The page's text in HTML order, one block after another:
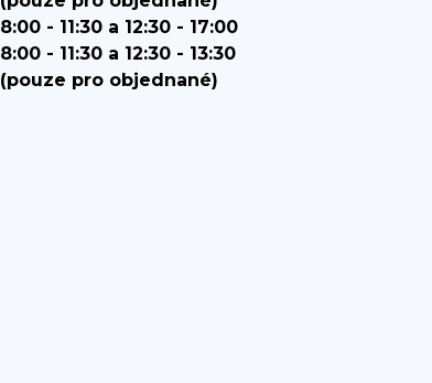
8:00 - 11:30 a 12:30 - 17:00
8:00 - 11:30 a 12:30 - 13:30
(pouze pro objednané)